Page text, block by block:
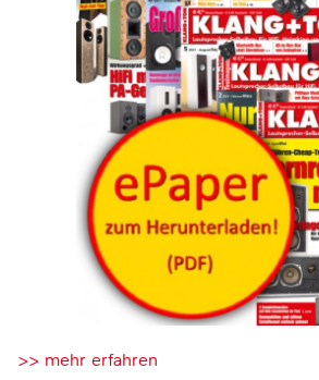
>> mehr erfahren